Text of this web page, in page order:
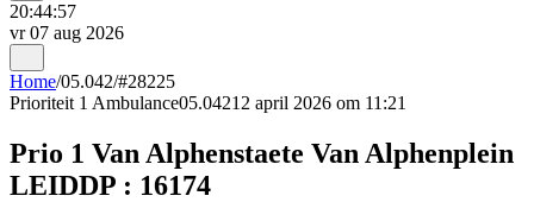
20:44:57
vr 07 aug 2026
Home/05.042/#28225
Prioriteit 1 Ambulance05.04212 april 2026 om 11:21
Prio 1 Van Alphenstaete Van Alphenplein
LEIDDP : 16174